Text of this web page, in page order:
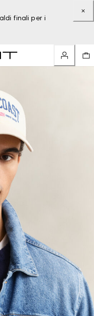
finali per i